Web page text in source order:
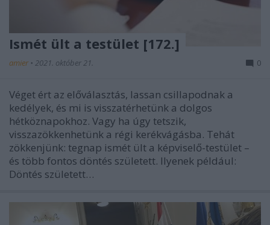
Ismét ült a testület [172.]
amier • 2021. október 21. 0
Véget ért az előválasztás, lassan csillapodnak a
kedélyek, és mi is visszatérhetünk a dolgos
hétköznapokhoz. Vagy ha úgy tetszik,
visszazökkenhetünk a régi kerékvágásba. Tehát
zökkenjünk: tegnap ismét ült a képviselő-testület –
és több fontos döntés született. Ilyenek például:
Döntés született…